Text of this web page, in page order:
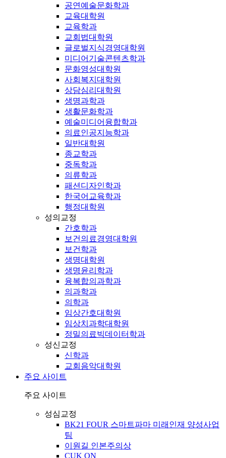
공연예술문화학과
교육대학원
교육학과
교회법대학원
글로벌지식경영대학원
미디어기술콘텐츠학과
문화영성대학원
사회복지대학원
상담심리대학원
생명과학과
생활문화학과
예술미디어융합학과
의료인공지능학과
일반대학원
종교학과
중독학과
의류학과
패션디자인학과
한국어교육학과
행정대학원
성의교정
간호학과
보건의료경영대학원
보건학과
생명대학원
생명윤리학과
융복합의과학과
의과학과
의학과
임상간호대학원
임상치과학대학원
정밀의료빅데이터학과
성신교정
신학과
교회음악대학원
주요 사이트
주요 사이트
성심교정
BK21 FOUR 스마트파마 미래인재 양성사업
팀
이원길 인본주의상
CUK ON